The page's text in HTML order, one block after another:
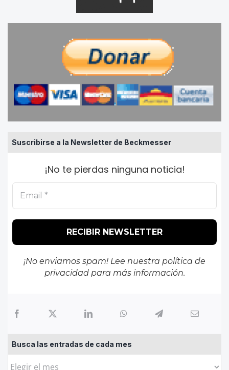
Suscribirse a la Newsletter de Beckmesser
¡No te pierdas ninguna noticia!
¡No enviamos spam! Lee nuestra política de
privacidadpara más información.
Busca las entradas de cada mes
Busca